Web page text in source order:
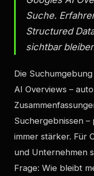
Suche.
Structured
sichtbar
Die
AI Overviews –
Suchergebnissen
immer stärker. Für
und Unternehmen
Frage: Wie bleibt